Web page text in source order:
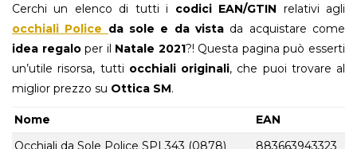
Cerchi un elenco di tutti i codici EAN/GTIN relativi agli
occhiali Police da sole e da vista da acquistare come
idea regaloper il Natale 2021?! Questa pagina può esserti
un’utile risorsa, tutti occhiali originali, che puoi trovare al
miglior prezzo su Ottica SM.
Nome
EAN
Occhiali da Sole Police SPL343 (0878)
883663943323